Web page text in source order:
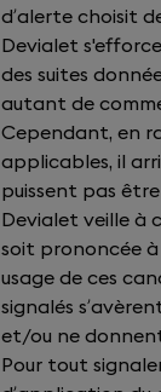
d’alerte choisit
Devialet
des suites
autant de
Cependant, en
applicables, il
puissent pas
Devialet veille à
soit prononcée
usage de ces
signalés
et/ou ne
Pour tout